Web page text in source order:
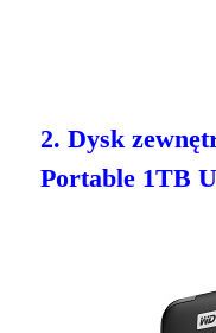
2. Dysk
Portable 1TB